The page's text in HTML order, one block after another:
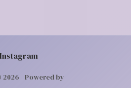
Instagram
| Powered by